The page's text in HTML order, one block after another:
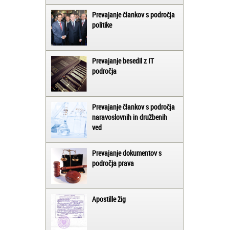
Prevajanje člankov s področja
politike
Prevajanje besedil z IT
področja
Prevajanje člankov s področja
naravoslovnih in družbenih
ved
Prevajanje dokumentov s
področja prava
Apostille žig